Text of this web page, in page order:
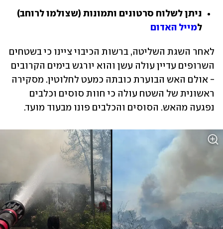
למייל האדום
נפגעה מהאש. הסוסים והכלבים פונו מבעוד מועד.